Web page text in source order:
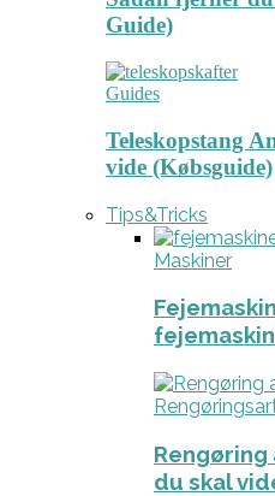
Guide)
Guides
Teleskopstang
vide (Købsguide)
Tips&Tricks
Maskiner
Rengøring
du skal